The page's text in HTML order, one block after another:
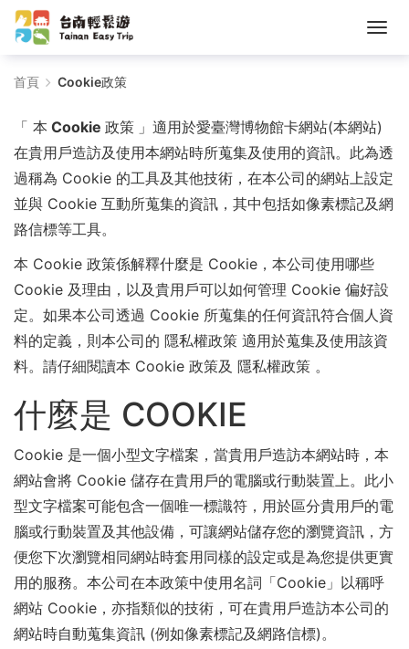
Cookie
政
策
-
台
南
輕
鬆
遊
首頁 Cookie政策
「 本 Cookie 政策 」適用於愛臺灣博物館卡網站(本網站)
在貴用戶造訪及使用本網站時所蒐集及使用的資訊。此為透
過稱為 Cookie 的工具及其他技術，在本公司的網站上設定
並與 Cookie 互動所蒐集的資訊，其中包括如像素標記及網
路信標等工具。
本 Cookie 政策係解釋什麼是 Cookie，本公司使用哪些
Cookie 及理由，以及貴用戶可以如何管理 Cookie 偏好設
定。如果本公司透過 Cookie 所蒐集的任何資訊符合個人資
料的定義，則本公司的 隱私權政策 適用於蒐集及使用該資
料。請仔細閱讀本 Cookie 政策及 隱私權政策 。
什麼是 COOKIE
Cookie 是一個小型文字檔案，當貴用戶造訪本網站時，本
網站會將 Cookie 儲存在貴用戶的電腦或行動裝置上。此小
型文字檔案可能包含一個唯一標識符，用於區分貴用戶的電
腦或行動裝置及其他設備，可讓網站儲存您的瀏覽資訊，方
便您下次瀏覽相同網站時套用同樣的設定或是為您提供更實
用的服務。本公司在本政策中使用名詞「Cookie」以稱呼
網站 Cookie，亦指類似的技術，可在貴用戶造訪本公司的
網站時自動蒐集資訊 (例如像素標記及網路信標)。